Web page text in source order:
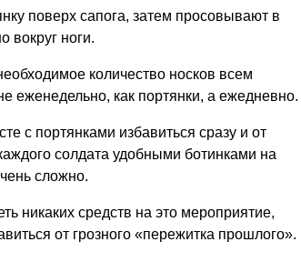
поверх сапога, затем просовывают в
вокруг ноги.
количество носков всем
еженедельно, как портянки, а ежедневно.
с портянками избавиться сразу и от
солдата удобными ботинками на
сложно.
никаких средств на это мероприятие,
от грозного «пережитка прошлого».